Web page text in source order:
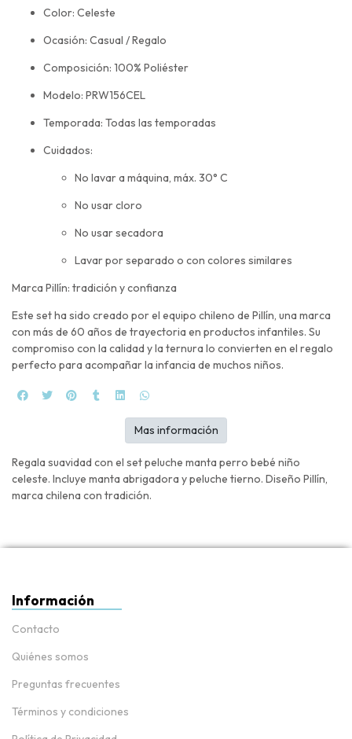
Color: Celeste
Ocasión: Casual / Regalo
Composición: 100% Poliéster
Modelo: PRW156CEL
Temporada: Todas las temporadas
Cuidados:
No lavar a máquina, máx. 30° C
No usar cloro
No usar secadora
Lavar por separado o con colores similares
Marca Pillín: tradición y confianza
Este set ha sido creado por el equipo chileno de Pillín, una marca
con más de 60 años de trayectoria en productos infantiles. Su
compromiso con la calidad y la ternura lo convierten en el regalo
perfecto para acompañar la infancia de muchos niños.
Regala suavidad con el set peluche manta perro bebé niño
celeste. Incluye manta abrigadora y peluche tierno. Diseño Pillín,
marca chilena con tradición.
Mas información
Información
Contacto
Quiénes somos
Preguntas frecuentes
Términos y condiciones